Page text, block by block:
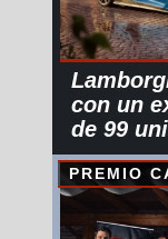
con un
de 99
PREMIO